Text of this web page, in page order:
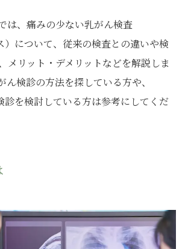
は、痛みの少ない乳がん検査
）について、従来の検査との違いや検
メリット・デメリットなどを解説しま
ん検診の方法を探している方や、
診を検討している方は参考にしてくだ